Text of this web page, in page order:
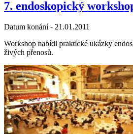
7. endoskopický
Datum konání - 21.01.2011
Workshop nabídl praktické ukázky
živých přenosů.